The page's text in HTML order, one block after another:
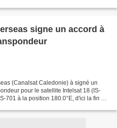
signe un accord à
(Canalsat Caledonie) à signé un
pour le satellite Intelsat 18 (IS-
701 à la position 180.0°E, d'ici la fin de